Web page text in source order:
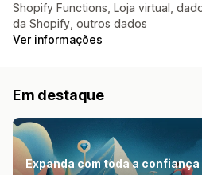
Shopify Functions, Loja virtual,
da Shopify, outros dados
Ver informações
Em destaque
Expanda com toda a confiança